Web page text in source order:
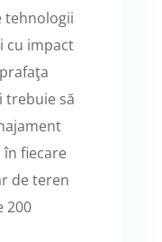
tehnologii
cu impact
trebuie să
în fiecare
de teren
200